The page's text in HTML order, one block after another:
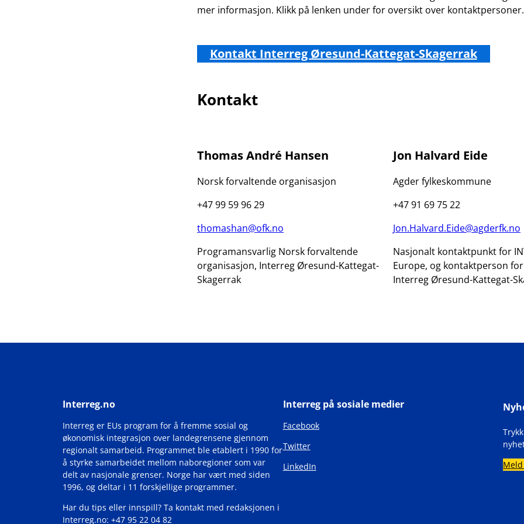
mer informasjon. Klikk på lenken under for oversikt over kontaktpersoner.
Kontakt Interreg Øresund-Kattegat-Skagerrak
Kontakt
Thomas André Hansen
Norsk forvaltende organisasjon
+47 99 59 96 29
thomashan@ofk.no
Programansvarlig Norsk forvaltende
organisasjon, Interreg Øresund-Kattegat-
Skagerrak
Jon Halvard Eide
Agder fylkeskommune
+47 91 69 75 22
Jon.Halvard.Eide@agderfk.no
Nasjonalt kontaktpunkt for
Europe, og kontaktperson
Interreg Øresund-Kattegat-
Interreg.no
Interreg er EUs program for å fremme sosial og
økonomisk integrasjon over landegrensene gjennom
regionalt samarbeid. Programmet ble etablert i 1990 for
å styrke samarbeidet mellom naboregioner som var
delt av nasjonale grenser. Norge har vært med siden
1996, og deltar i 11 forskjellige programmer.
Har du tips eller innspill? Ta kontakt med redaksjonen i
Interreg.no: +47 95 22 04 82
Interreg på sosiale medier
Facebook
Twitter
LinkedIn